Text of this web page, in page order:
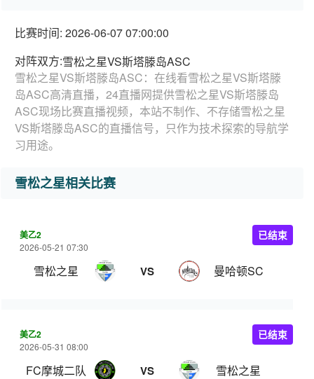
比赛时间: 2026-06-07 07:00:00
对阵双方:雪松之星VS斯塔滕岛ASC
雪松之星VS斯塔滕岛ASC：在线看雪松之星VS斯塔滕
岛ASC高清直播，24直播网提供雪松之星VS斯塔滕岛
ASC现场比赛直播视频，本站不制作、不存储雪松之星
VS斯塔滕岛ASC的直播信号，只作为技术探索的导航学
习用途。
雪松之星相关比赛
美乙2
2026-05-21 07:30
雪松之星 VS 曼哈顿SC
已结束
美乙2
2026-05-31 08:00
FC摩城二队 VS 雪松之星
已结束